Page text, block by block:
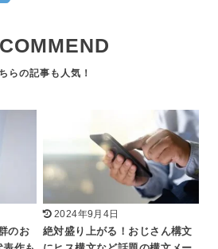
のお
2024年9月4日
絶対盛り上がる！おじさん構文